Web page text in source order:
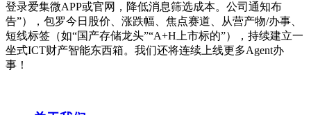
登录爱集微APP或官网，降低消息筛选成本。公司通知布
告”），包罗今日股价、涨跌幅、焦点赛道、从营产物/办事、
短线标签（如“国产存储龙头”“A+H上市标的”），持续建立一
坐式ICT财产智能东西箱。我们还将连续上线更多Agent办
事！